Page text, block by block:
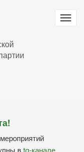
вtg-канале